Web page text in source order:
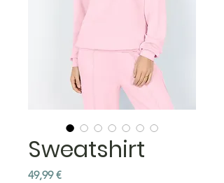
Sweatshirt
49,99 €Preis